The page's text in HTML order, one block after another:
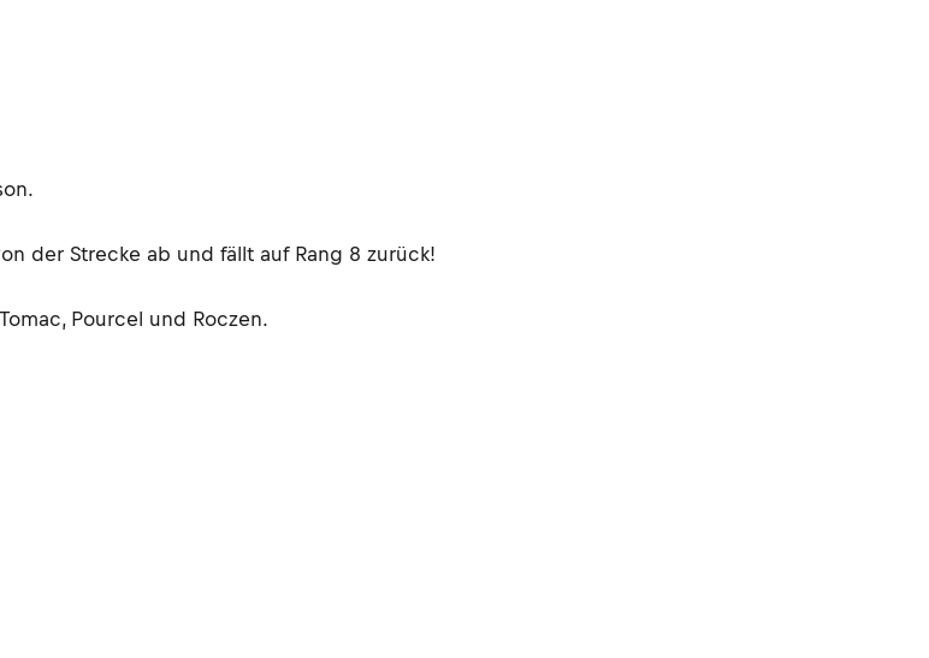
der Strecke ab und fällt auf Rang 8 zurück!
Pourcel und Roczen.